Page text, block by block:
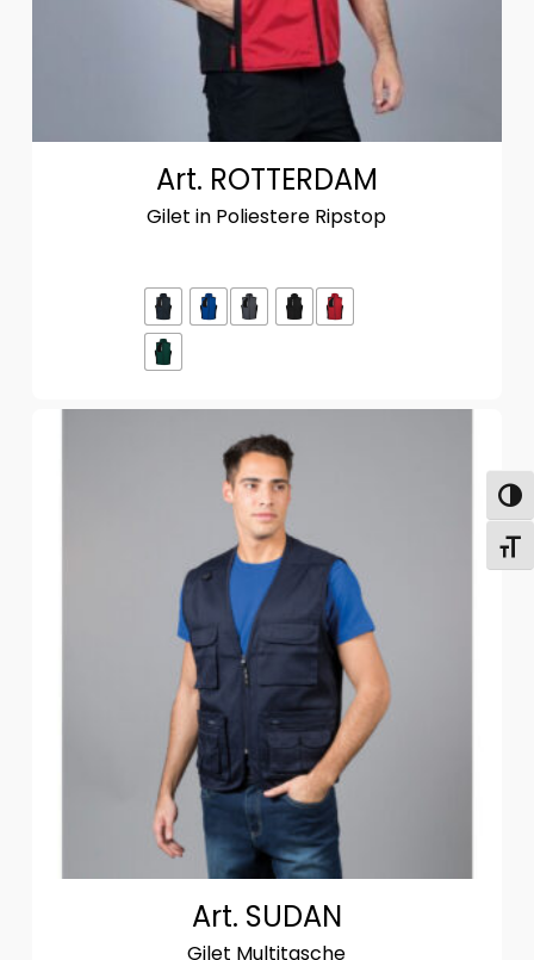
Art. ROTTERDAM
Gilet in Poliestere Ripstop
Art. SUDAN
Gilet Multitasche